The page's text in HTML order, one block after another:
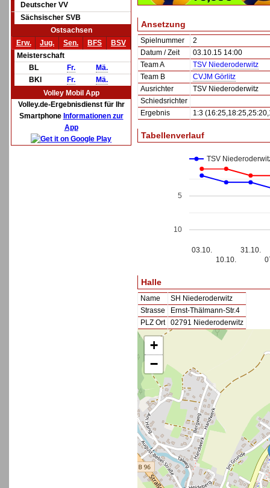
Deutscher VV
Sächsischer SVB
Ostsachsen
Erw.
Jug. Sen. BFS
BSV
Meisterschaft
BL
Fr.
Mä.
BKl
Fr.
Mä.
Volley Mobil App
Volley.de-Ergebnisdienst für Ihr
Smartphone Informationen zur
App
Ansetzung
Spielnummer
2
Datum / Zeit
03.10.15 14:00
Team A
TSV Niederoderwitz
Team B
CVJM Görlitz
Ausrichter
TSV Niederoderwitz
Schiedsrichter
Ergebnis
1:3
Tabellenverlauf
TSV
03.10.
10.10.
31.10.
5
10
Halle
Name
SH Niederoderwitz
Strasse
Ernst-Thälmann-Str.4
PLZ Ort
02791 Niederoderwitz
+
−